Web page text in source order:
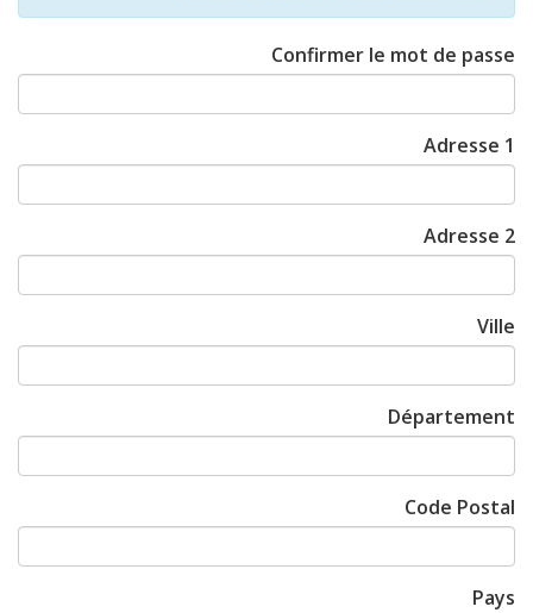
Confirmer le mot de passe
Adresse 1
Adresse 2
Ville
Département
Code Postal
Pays